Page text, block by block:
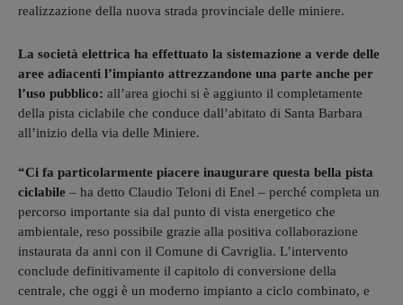
realizzazione della nuova strada provinciale delle miniere.
La società elettrica ha effettuato la sistemazione a verde delle
aree adiacenti l’impianto attrezzandone una parte anche per
l’uso pubblico: all’area giochi si è aggiunto il completamente
della pista ciclabile che conduce dall’abitato di Santa Barbara
all’inizio della via delle Miniere.
“Ci fa particolarmente piacere inaugurare questa bella pista
ciclabile – ha detto Claudio Teloni di Enel – perché completa un
percorso importante sia dal punto di vista energetico che
ambientale, reso possibile grazie alla positiva collaborazione
instaurata da anni con il Comune di Cavriglia. L’intervento
conclude definitivamente il capitolo di conversione della
centrale, che oggi è un moderno impianto a ciclo combinato, e